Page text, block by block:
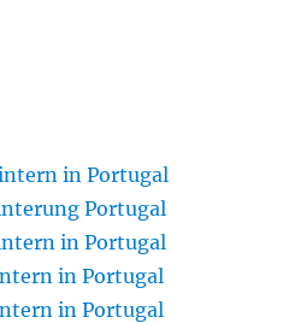
in Portugal
Portugal
in Portugal
in Portugal
in Portugal